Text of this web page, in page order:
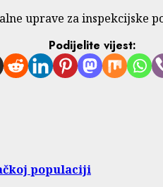
uprave za inspekcijske
Podijelite vijest:
populaciji